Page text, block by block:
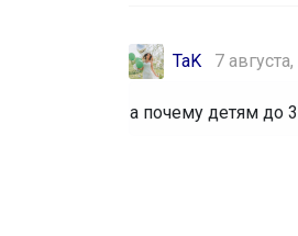
TaK 7
а почему детям до